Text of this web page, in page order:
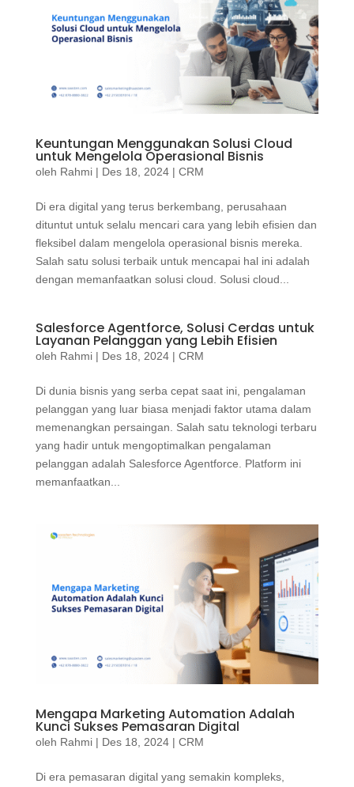
Keuntungan Menggunakan Solusi Cloud
untuk Mengelola Operasional Bisnis
oleh Rahmi| Des 18, 2024| CRM
Di era digital yang terus berkembang, perusahaan
dituntut untuk selalu mencari cara yang lebih efisien dan
fleksibel dalam mengelola operasional bisnis mereka.
Salah satu solusi terbaik untuk mencapai hal ini adalah
dengan memanfaatkan solusi cloud. Solusi cloud...
Salesforce Agentforce, Solusi Cerdas untuk
Layanan Pelanggan yang Lebih Efisien
oleh Rahmi| Des 18, 2024| CRM
Di dunia bisnis yang serba cepat saat ini, pengalaman
pelanggan yang luar biasa menjadi faktor utama dalam
memenangkan persaingan. Salah satu teknologi terbaru
yang hadir untuk mengoptimalkan pengalaman
pelanggan adalah Salesforce Agentforce. Platform ini
memanfaatkan...
Mengapa Marketing Automation Adalah
Kunci Sukses Pemasaran Digital
oleh Rahmi| Des 18, 2024| CRM
Di era pemasaran digital yang semakin kompleks,